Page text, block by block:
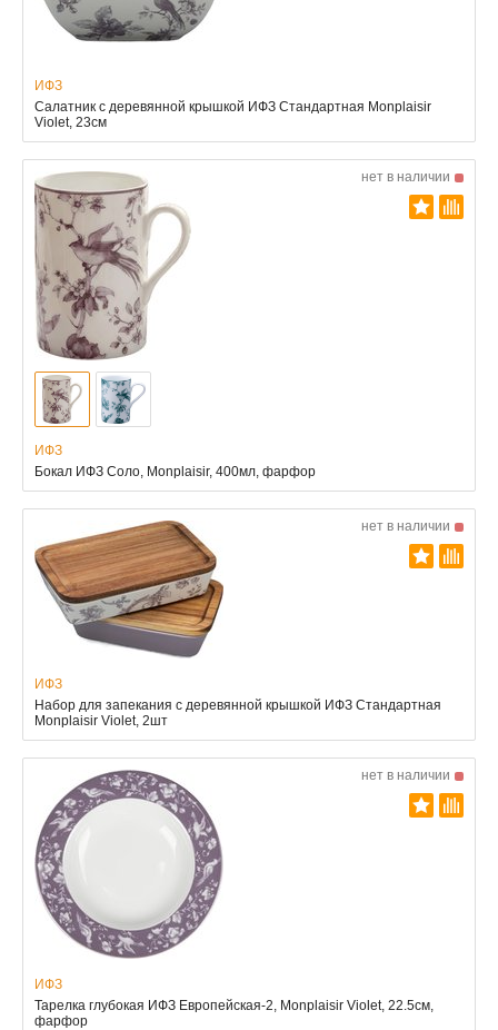
ИФЗ
Салатник с деревянной крышкой ИФЗ Стандартная Monplaisir
Violet, 23см
нет в наличии
ИФЗ
Бокал ИФЗ Соло, Monplaisir, 400мл, фарфор
нет в наличии
ИФЗ
Набор для запекания с деревянной крышкой ИФЗ Стандартная
Monplaisir Violet, 2шт
нет в наличии
ИФЗ
Тарелка глубокая ИФЗ Европейская-2, Monplaisir Violet, 22.5см,
фарфор